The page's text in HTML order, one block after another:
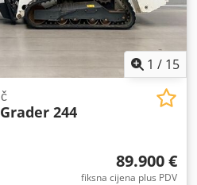
1 / 15
244
89.900 €
fiksna cijena plus PDV